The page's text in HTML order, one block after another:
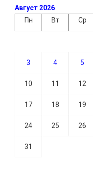
Август 2026
Пн
Вт Ср
3 4 5
10 11 12
17 18 19
24 25 26
31